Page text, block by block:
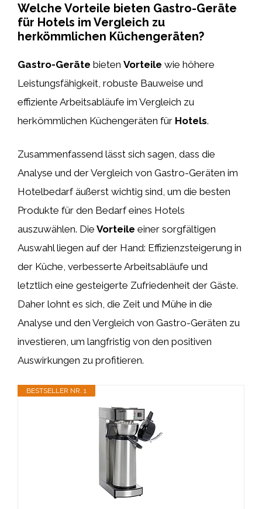
Welche Vorteile bieten Gastro-Geräte
für Hotels im Vergleich zu
herkömmlichen Küchengeräten?
Gastro-Geräte bieten Vorteile wie höhere
Leistungsfähigkeit, robuste Bauweise und
effiziente Arbeitsabläufe im Vergleich zu
herkömmlichen Küchengeräten für Hotels.
Zusammenfassend lässt sich sagen, dass die
Analyse und der Vergleich von Gastro-Geräten im
Hotelbedarf äußerst wichtig sind, um die besten
Produkte für den Bedarf eines Hotels
auszuwählen. Die Vorteile einer sorgfältigen
Auswahl liegen auf der Hand: Effizienzsteigerung in
der Küche, verbesserte Arbeitsabläufe und
letztlich eine gesteigerte Zufriedenheit der Gäste.
Daher lohnt es sich, die Zeit und Mühe in die
Analyse und den Vergleich von Gastro-Geräten zu
investieren, um langfristig von den positiven
Auswirkungen zu profitieren.
BESTSELLER NR. 1